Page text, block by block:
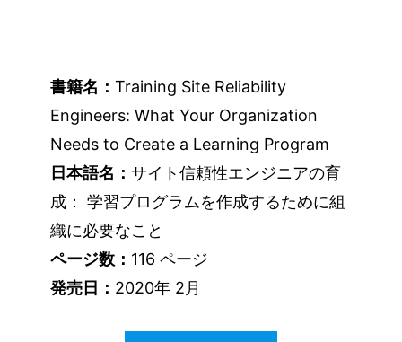
書籍名： Training Site Reliability
Engineers: What Your Organization
Needs to Create a Learning Program
日本語名： サイト信頼性エンジニアの育
成： 学習プログラムを作成するために組
織に必要なこと
ページ数： 116 ページ
発売日： 2020年 2月